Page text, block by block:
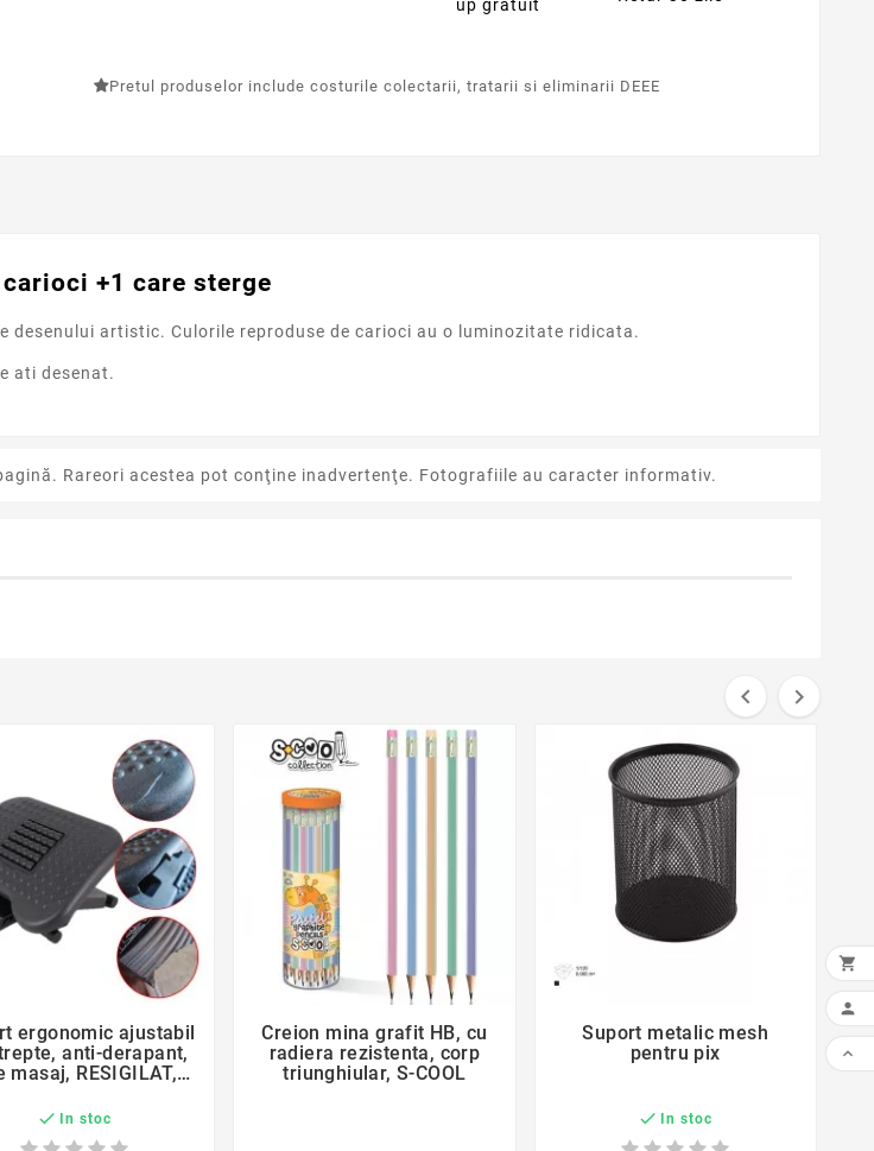
up gratuit
Pretul produselor include costurile colectarii, tratarii si eliminarii DEEE
+1 care sterge
desenului artistic. Culorile reproduse de carioci au o luminozitate ridicata.
ati desenat.
Rareori acestea pot conţine inadvertenţe. Fotografiile au caracter informativ.
 
ergonomic ajustabil
anti-derapant,
masaj, RESIGILAT,
deteriorari
 In stoc
Creion mina grafit HB, cu
radiera rezistenta, corp
triunghiular, S-COOL
Suport metalic mesh
pentru pix
 In stoc


